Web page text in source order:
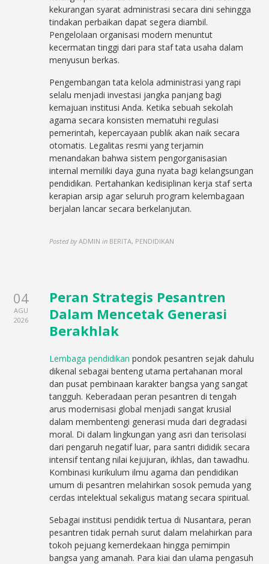
kekurangan syarat administrasi secara dini sehingga
tindakan perbaikan dapat segera diambil.
Pengelolaan organisasi modern menuntut
kecermatan tinggi dari para staf tata usaha dalam
menyusun berkas.
Pengembangan tata kelola administrasi yang rapi
selalu menjadi investasi jangka panjang bagi
kemajuan institusi Anda. Ketika sebuah sekolah
agama secara konsisten mematuhi regulasi
pemerintah, kepercayaan publik akan naik secara
otomatis. Legalitas resmi yang terjamin
menandakan bahwa sistem pengorganisasian
internal memiliki daya guna nyata bagi kelangsungan
pendidikan. Pertahankan kedisiplinan kerja staf serta
kerapian arsip agar seluruh program kelembagaan
berjalan lancar secara berkelanjutan.
Posted by ADMIN in BERITA, PENDIDIKAN
04
AGU
2026
Peran Strategis Pesantren
Dalam Mencetak Generasi
Berakhlak
Lembaga pendidikan pondok pesantren sejak dahulu
dikenal sebagai benteng utama pertahanan moral
dan pusat pembinaan karakter bangsa yang sangat
tangguh. Keberadaan peran pesantren di tengah
arus modernisasi global menjadi sangat krusial
dalam membentengi generasi muda dari degradasi
moral. Di dalam lingkungan yang asri dan terisolasi
dari pengaruh negatif luar, para santri dididik secara
intensif tentang nilai kejujuran, ikhlas, dan tawadhu.
Kombinasi kurikulum ilmu agama dan pendidikan
umum di pesantren melahirkan sosok pemuda yang
cerdas intelektual sekaligus matang secara spiritual.
Sebagai institusi pendidik tertua di Nusantara, peran
pesantren tidak pernah surut dalam melahirkan para
tokoh pejuang kemerdekaan hingga pemimpin
bangsa yang amanah. Para kiai dan ulama pengasuh